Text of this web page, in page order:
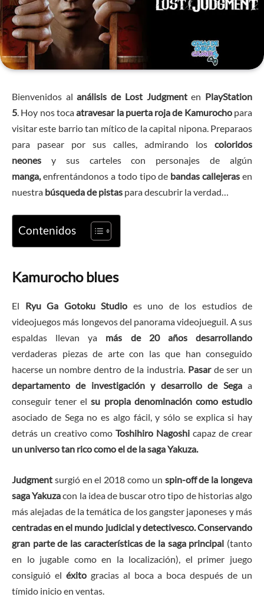
Bienvenidos alanálisis de Lost Judgmenten PlayStation
5. Hoy nos tocaatravesar la puerta roja de Kamurochopara
visitar este barrio tan mítico de la capital nipona. Preparaos
para pasear por sus calles, admirando los coloridos
neones y sus carteles con personajes de algún
manga,enfrentándonos a todo tipo de bandas callejeras en
nuestra búsqueda de pistas para descubrir la verdad…
Contenidos
Kamurocho blues
El Ryu Ga Gotoku Studio es uno de los estudios de
videojuegos más longevos del panorama videojueguil. A sus
espaldas llevan ya más de 20 años desarrollando
verdaderas piezas de arte con las que han conseguido
hacerse un nombre dentro de la industria. Pasar de ser un
departamento de investigación y desarrollo de Segaa
conseguir tener elsu propia denominación como estudio
asociado de Sega no es algo fácil, y sólo se explica si hay
detrás un creativo como Toshihiro Nagoshi capaz de crear
un universo tan rico como el de la saga Yakuza.
Judgment surgió en el 2018 como un spin-off de la longeva
saga Yakuzacon la idea de buscar otro tipo de historias algo
más alejadas de la temática de los gangster japoneses y más
centradas en el mundo judicial y detectivesco.Conservando
gran parte de las características de la saga principal (tanto
en lo jugable como en la localización), el primer juego
consiguió el éxito gracias al boca a boca después de un
tímido inicio en ventas.